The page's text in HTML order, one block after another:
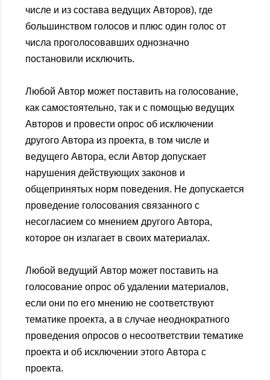
числе и из состава ведущих Авторов), где
большинством голосов и плюс один голос от
числа проголосовавших однозначно
постановили исключить.
Любой Автор может поставить на голосование,
как самостоятельно, так и с помощью ведущих
Авторов и провести опрос об исключении
другого Автора из проекта, в том числе и
ведущего Автора, если Автор допускает
нарушения действующих законов и
общепринятых норм поведения. Не допускается
проведение голосования связанного с
несогласием со мнением другого Автора,
которое он излагает в своих материалах.
Любой ведущий Автор может поставить на
голосование опрос об удалении материалов,
если они по его мнению не соответствуют
тематике проекта, а в случае неоднократного
проведения опросов о несоответствии тематике
проекта и об исключении этого Автора с
проекта.